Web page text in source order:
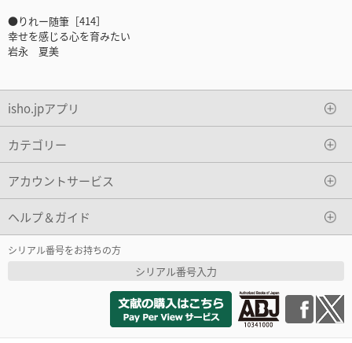
●りれー随筆［414］
幸せを感じる心を育みたい
岩永 夏美
isho.jpアプリ
カテゴリー
アカウントサービス
ヘルプ＆ガイド
シリアル番号をお持ちの方
シリアル番号入力